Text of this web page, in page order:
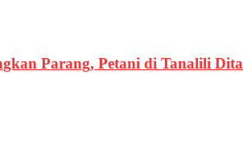
Parang, Petani di Tanalili